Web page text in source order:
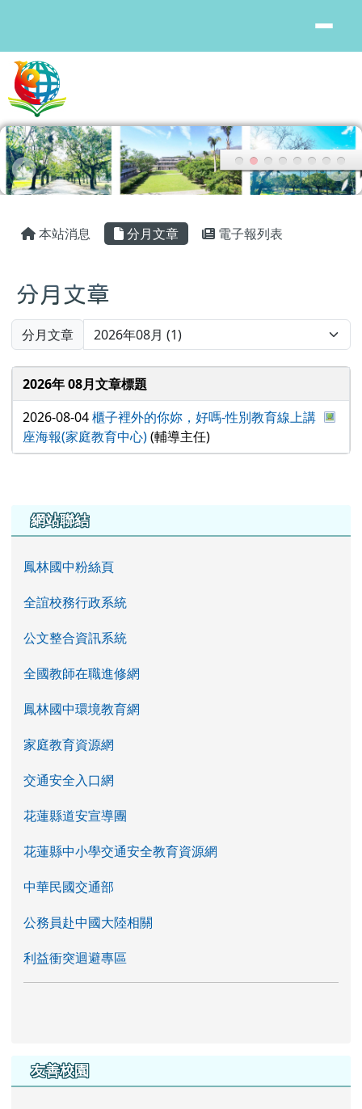
本站消息 分月文章 電子報列表
分月文章
分月文章
Preference
2026年 08月文章標題
2026-08-04櫃子裡外的你妳，好嗎-性別教育線上講
座海報(家庭教育中心)(輔導主任)
左邊區域內容
網站聯結
鳳林國中粉絲頁
全誼校務行政系統
公文整合資訊系統
全國教師在職進修網
鳳林國中環境教育網
家庭教育資源網
交通安全入口網
花蓮縣道安宣導團
花蓮縣中小學交通安全教育資源網
中華民國交通部
公務員赴中國大陸相關
利益衝突迴避專區
友善校園